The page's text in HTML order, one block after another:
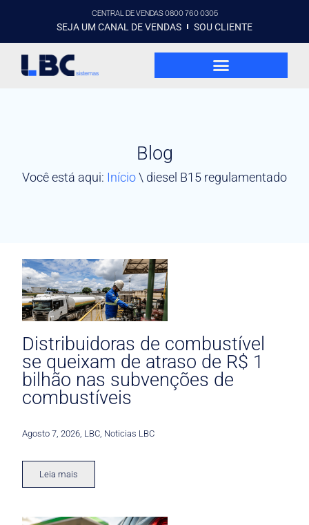
CENTRAL DE VENDAS 0800 760 0305
SEJA UM CANAL DE VENDAS SOU CLIENTE
Blog
Você está aqui: Início\ diesel B15 regulamentado
Distribuidoras de combustível
se queixam de atraso de R$ 1
bilhão nas subvenções de
combustíveis
Agosto 7, 2026 LBC Noticias LBC
Leia mais